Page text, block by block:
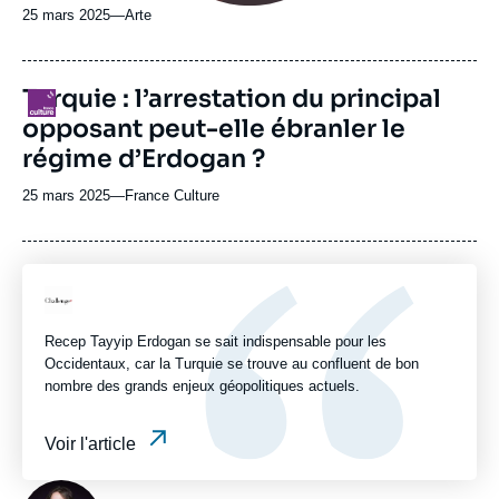
25 mars 2025—Nom
journal,
ou
émission
Arte
Logo
Turquie : l’arrestation du principal
opposant peut-elle ébranler le
régime d’Erdogan ?
25 mars 2025—Nom
journal,
France Culture
Logo
Recep Tayyip Erdogan se sait indispensable pour les
Occidentaux, car la Turquie se trouve au confluent de bon
nombre des grands enjeux géopolitiques actuels.
Voir l'article
Photo